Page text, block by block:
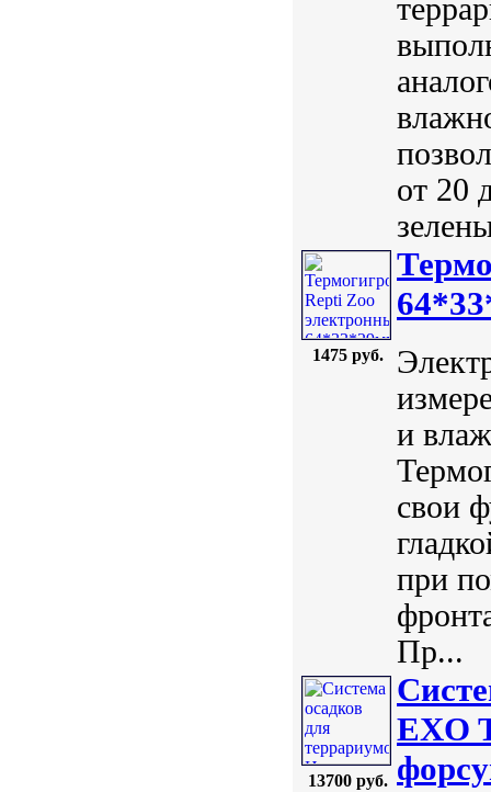
от 20
1475 руб.
и
свои
при
Пр...
13700 руб.
EXO